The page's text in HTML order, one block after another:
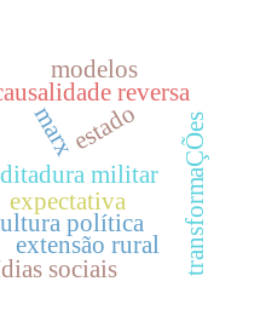
ditadura militar
política
reversa
marxestado
extensão rural
expectativa transformaÇÕes
modelos
sociais